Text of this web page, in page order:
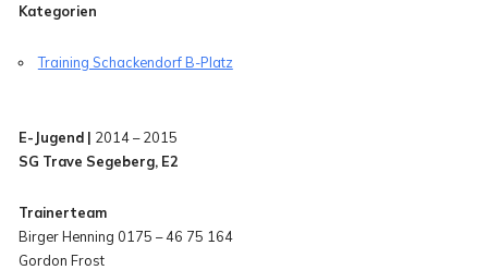
Kategorien
Training Schackendorf B-Platz
E-Jugend | 2014 – 2015
SG Trave Segeberg, E2
Trainerteam
Birger Henning 0175 – 46 75 164
Gordon Frost